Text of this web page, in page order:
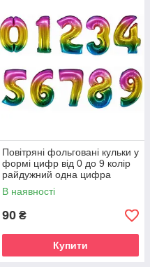
Повітряні фольговані кульки у
формі цифр від 0 до 9 колір
райдужний одна цифра
В наявності
90 ₴
Купити